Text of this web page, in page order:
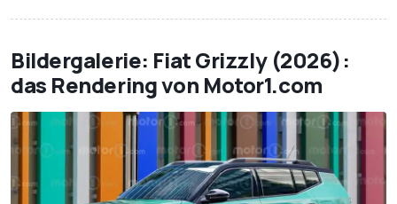
Bildergalerie: Fiat Grizzly (2026):
das Rendering von Motor1.com